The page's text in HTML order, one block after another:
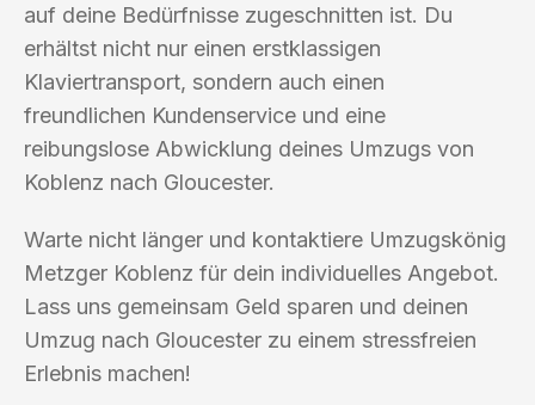
auf deine Bedürfnisse zugeschnitten ist. Du
erhältst nicht nur einen erstklassigen
Klaviertransport, sondern auch einen
freundlichen Kundenservice und eine
reibungslose Abwicklung deines Umzugs von
Koblenz nach Gloucester.
Warte nicht länger und kontaktiere Umzugskönig
Metzger Koblenz für dein individuelles Angebot.
Lass uns gemeinsam Geld sparen und deinen
Umzug nach Gloucester zu einem stressfreien
Erlebnis machen!